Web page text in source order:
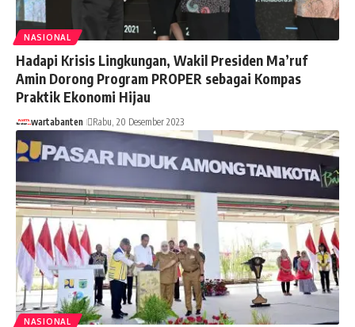
NASIONAL
Hadapi Krisis Lingkungan, Wakil Presiden Ma’ruf
Amin Dorong Program PROPER sebagai Kompas
Praktik Ekonomi Hijau
wartabanten Rabu, 20 Desember 2023
NASIONAL